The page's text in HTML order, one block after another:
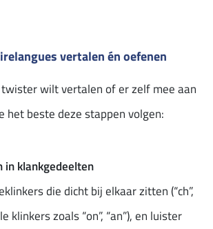
vertalen én oefenen
wilt vertalen of er zelf mee aan
het beste deze stappen volgen:
in klankgedeelten
die dicht bij elkaar zitten (“ch”,
klinkers zoals “on”, “an”), en luister